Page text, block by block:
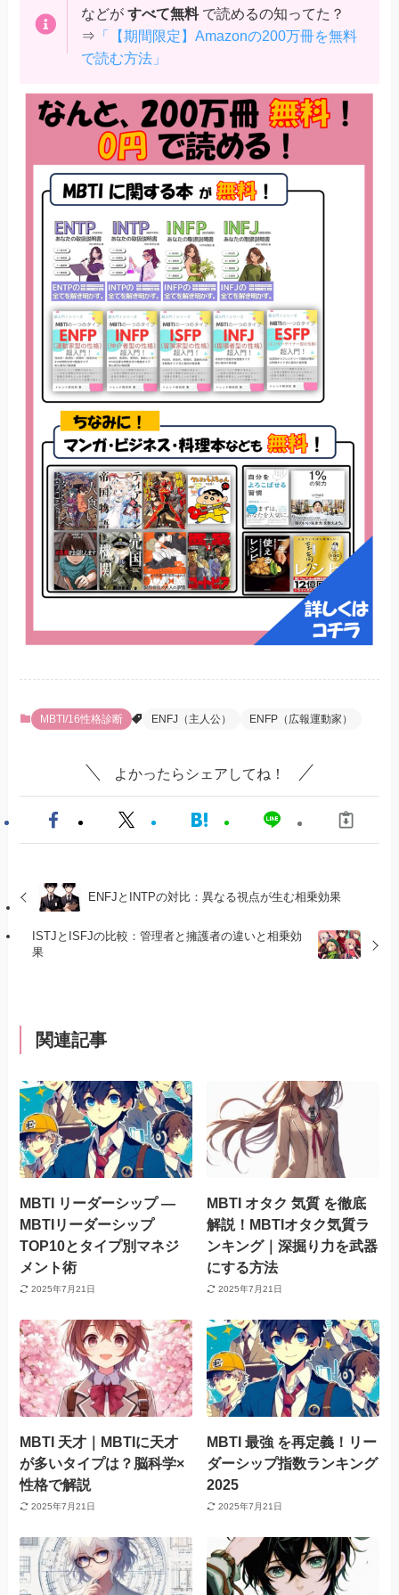
などが すべて無料で読めるの知ってた？
⇒ 「【期間限定】Amazonの200万冊を無料
で読む方法」
MBTI/16性格診断 ENFJ（主人公） ENFP（広報運動家）
よかったらシェアしてね！
ENFJとINTPの対比：異なる視点が生む相乗効果
ISTJとISFJの比較：管理者と擁護者の違いと相乗効
果
関連記事
MBTI リーダーシップ —
MBTIリーダーシップ
TOP10とタイプ別マネジ
メント術
2025年7月21日
MBTI オタク 気質 を徹底
解説！MBTIオタク気質ラ
ンキング｜深掘り力を武器
にする方法
2025年7月21日
MBTI 天才｜MBTIに天才
が多いタイプは？脳科学×
性格で解説
2025年7月21日
MBTI 最強 を再定義！リー
ダーシップ指数ランキング
2025
2025年7月21日